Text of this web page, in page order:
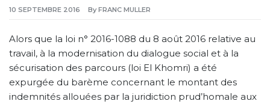
10 SEPTEMBRE 2016 By FRANC MULLER
Alors que la loi n° 2016-1088 du 8 août 2016 relative au
travail, à la modernisation du dialogue social et à la
sécurisation des parcours (loi El Khomri) a été
expurgée du barème concernant le montant des
indemnités allouées par la juridiction prud’homale aux